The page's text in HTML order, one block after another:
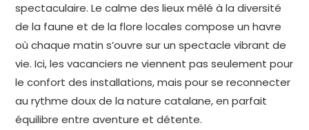
spectaculaire. Le calme des lieux mêlé à la diversité
de la faune et de la flore locales compose un havre
où chaque matin s’ouvre sur un spectacle vibrant de
vie. Ici, les vacanciers ne viennent pas seulement pour
le confort des installations, mais pour se reconnecter
au rythme doux de la nature catalane, en parfait
équilibre entre aventure et détente.